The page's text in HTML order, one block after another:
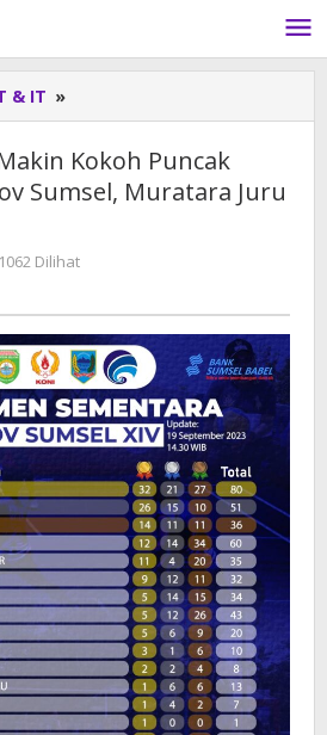
& IT »
Lahat
Makin
Kokoh
Puncak
Sumsel,
Juru
Kunci
Kokoh Puncak
Sumsel, Muratara Juru
1062 Dilihat